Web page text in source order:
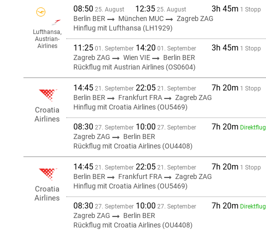
08:50 25. August 12:35 25. August 3h 45m 1 Stopp
Berlin BER München MUC
Zagreb ZAG
Hinflug mit Lufthansa (LH1929)
11:25 01. September 14:20 01. September 3h 45m 1 Stopp
Zagreb ZAG Wien VIE
Berlin BER
Rückflug mit Austrian Airlines (OS0604)
Lufthansa,
Austrian-
Airlines
14:45 21. September 22:05 21. September 7h 20m 1 Stopp
Berlin BER Frankfurt FRA
Zagreb ZAG
Hinflug mit Croatia Airlines (OU5469)
08:30 27. September 10:00 27. September 7h 20m Direktflug
Zagreb ZAG
Berlin BER
Rückflug mit Croatia Airlines (OU4408)
Croatia
Airlines
14:45 21. September 22:05 21. September 7h 20m 1 Stopp
Berlin BER Frankfurt FRA
Zagreb ZAG
Hinflug mit Croatia Airlines (OU5469)
08:30 27. September 10:00 27. September 7h 20m Direktflug
Zagreb ZAG
Berlin BER
Rückflug mit Croatia Airlines (OU4408)
Croatia
Airlines